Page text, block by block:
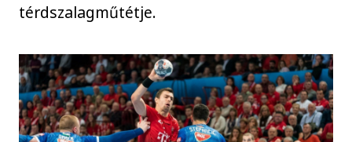
térdszalagműtétje.